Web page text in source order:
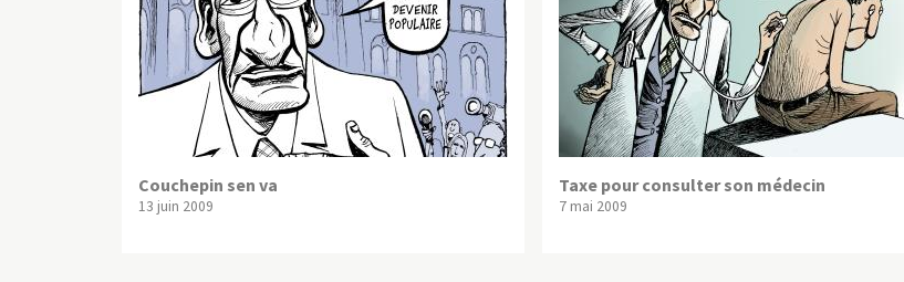
Couchepin sen va
13 juin 2009
Taxe pour consulter son médecin
7 mai 2009